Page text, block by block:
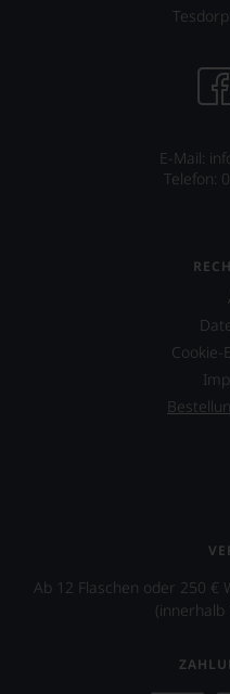
E-Mail:
Telefon:
Cookie-
Ab 12 Flaschen oder 250 €
(innerhalb